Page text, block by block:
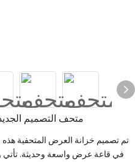
متحف التصميم
تم تصميم خزانة العرض المتحفية
في قاعة عرض واسعة وحديثة. تأتي